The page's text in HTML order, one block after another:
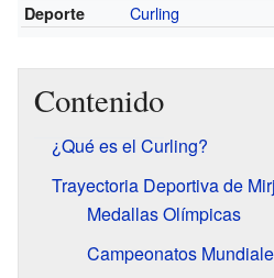
Deporte
Curling
Contenido
¿Qué es el Curling?
Trayectoria Deportiva de
Medallas Olímpicas
Campeonatos